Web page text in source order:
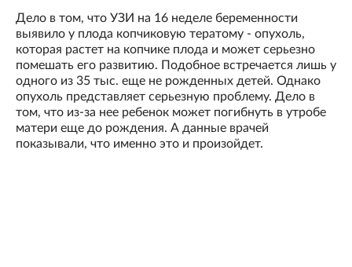
Дело в том, что УЗИ на 16 неделе беременности
выявило у плода копчиковую тератому - опухоль,
которая растет на копчике плода и может серьезно
помешать его развитию. Подобное встречается лишь у
одного из 35 тыс. еще не рожденных детей. Однако
опухоль представляет серьезную проблему. Дело в
том, что из-за нее ребенок может погибнуть в утробе
матери еще до рождения. А данные врачей
показывали, что именно это и произойдет.